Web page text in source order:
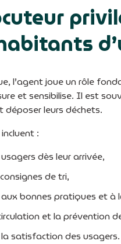
l’agent joue un rôle
et sensibilise. Il est
leurs déchets.
:
dès leur arrivée,
de tri,
bonnes pratiques et à
et la prévention
satisfaction des usagers.